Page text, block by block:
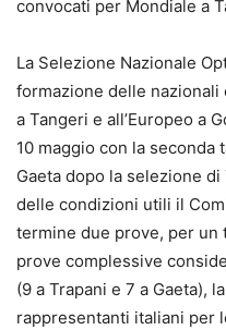
convocati per Mondiale a
La Selezione Nazionale
formazione delle
a Tangeri e all’Europeo a
10 maggio con la seconda
Gaeta dopo la selezione
delle condizioni utili il
termine due prove, per un
prove complessive
(9 a Trapani e 7 a Gaeta),
rappresentanti italiani per